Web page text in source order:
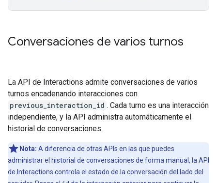
Conversaciones de varios turnos
La API de Interactions admite conversaciones de varios
turnos encadenando interacciones con
previous_interaction_id . Cada turno es una interacción
independiente, y la API administra automáticamente el
historial de conversaciones.
Nota: A diferencia de otras APIs en las que puedes
administrar el historial de conversaciones de forma manual, la API
de Interactions controla el estado de la conversación del lado del